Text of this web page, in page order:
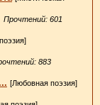
Прочтений: 601
883
[Любовная поэзия]